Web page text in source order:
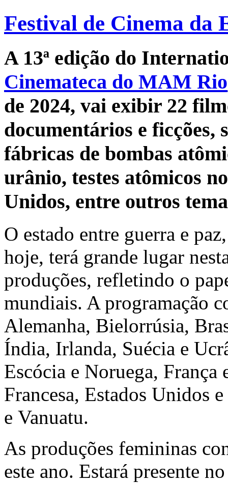
Festival de Cinema da
A 13ª edição do
Cinemateca do MAM Rio
de 2024, vai exibir 22
documentários e ficções,
fábricas de bombas
urânio, testes atômicos
Unidos, entre outros
O estado entre guerra e
hoje, terá grande lugar
produções, refletindo o
mundiais. A programação
Alemanha, Bielorrúsia,
Índia, Irlanda, Suécia e
Escócia e Noruega,
Francesa, Estados Unidos
e Vanuatu.
As produções femininas
este ano. Estará presente